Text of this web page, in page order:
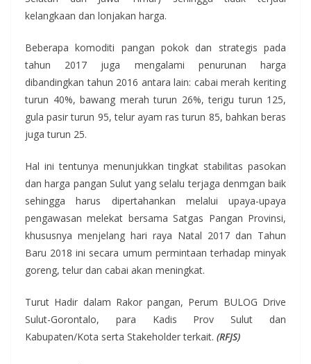
kelangkaan dan lonjakan harga.
Beberapa komoditi pangan pokok dan strategis pada
tahun 2017 juga mengalami penurunan harga
dibandingkan tahun 2016 antara lain: cabai merah keriting
turun 40%, bawang merah turun 26%, terigu turun 125,
gula pasir turun 95, telur ayam ras turun 85, bahkan beras
juga turun 25.
Hal ini tentunya menunjukkan tingkat stabilitas pasokan
dan harga pangan Sulut yang selalu terjaga denmgan baik
sehingga harus dipertahankan melalui upaya-upaya
pengawasan melekat bersama Satgas Pangan Provinsi,
khususnya menjelang hari raya Natal 2017 dan Tahun
Baru 2018 ini secara umum permintaan terhadap minyak
goreng, telur dan cabai akan meningkat.
Turut Hadir dalam Rakor pangan, Perum BULOG Drive
Sulut-Gorontalo, para Kadis Prov Sulut dan
Kabupaten/Kota serta Stakeholder terkait. (RFJS)